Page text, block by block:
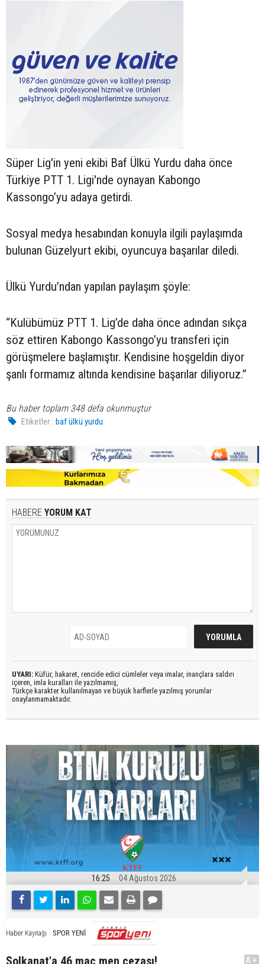
Süper Lig'in yeni ekibi Baf Ülkü Yurdu daha önce
Türkiye PTT 1. Ligi'nde oynayan Kabongo
Kassongo’yu adaya getirdi.
Sosyal medya hesabından konuyla ilgili paylaşımda
bulunan Güzelyurt ekibi, oyuncuya başarılar diledi.
Ülkü Yurdu’ndan yapılan paylaşım şöyle:
“Kulübümüz PTT 1. Lig’de daha önce adından sıkça
söz ettiren Kabongo Kassongo’yu transferi için
görüşmelere başlamıştır. Kendisine hoşgeldin diyor
şanlı formamız altında kendisine başarılar diliyoruz.”
Bu haber toplam 348 defa okunmuştur
Etiketler : baf ülkü yurdu
HABERE YORUM KAT
UYARI: Küfür, hakaret, rencide edici cümleler veya imalar, inançlara saldırı
içeren, imla kuralları ile yazılmamış,
Türkçe karakter kullanılmayan ve büyük harflerle yazılmış yorumlar
onaylanmamaktadır.
16:25 04 Ağustos 2026
Haber Kaynağı SPOR YENİ
Solkanat'a 46 maç men cezası! A+